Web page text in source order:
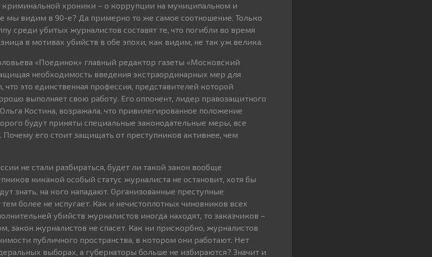
хроники – о коррупции на муниципальном и
мы видим в 90-е? Да примерно то же самое соотношение. Только
среди убитых журналистов составят те, что погибли во время
в мотивах убийств в обе эпохи, как видим, не так уж велика.
«Поединок» главный редактор газеты «Московский
необходимость введения экстраординарных мер для
это единственная профессия, представителей которой
выполняет свою работу. Его оппонент, лидер правозащитного
Костина, возражала, что привилегированное положение
будут приняты специальные законодательные меры, все
его стоит защищать от преступников активнее, чем
не стали разбираться, будет ли такой закон вообще
никакой особый статус журналиста не остановит, хотя бы
знать, на кого нападают. Организованные преступные
более не испугает. Как и нечистоплотных чиновников всех
убийств журналистов иногда находят, то заказчиков –
закон журналистов не спасет. Как ни прискорбно, журналистов
публичного пространства, в котором они работают. Нет
выборах, а губернаторы больше не избираются? Значит и